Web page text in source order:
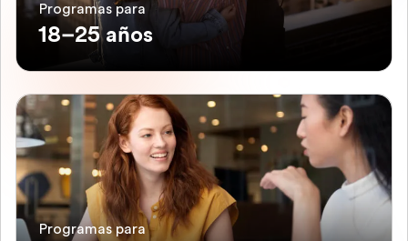
Programas para
18–25 años
Programas para